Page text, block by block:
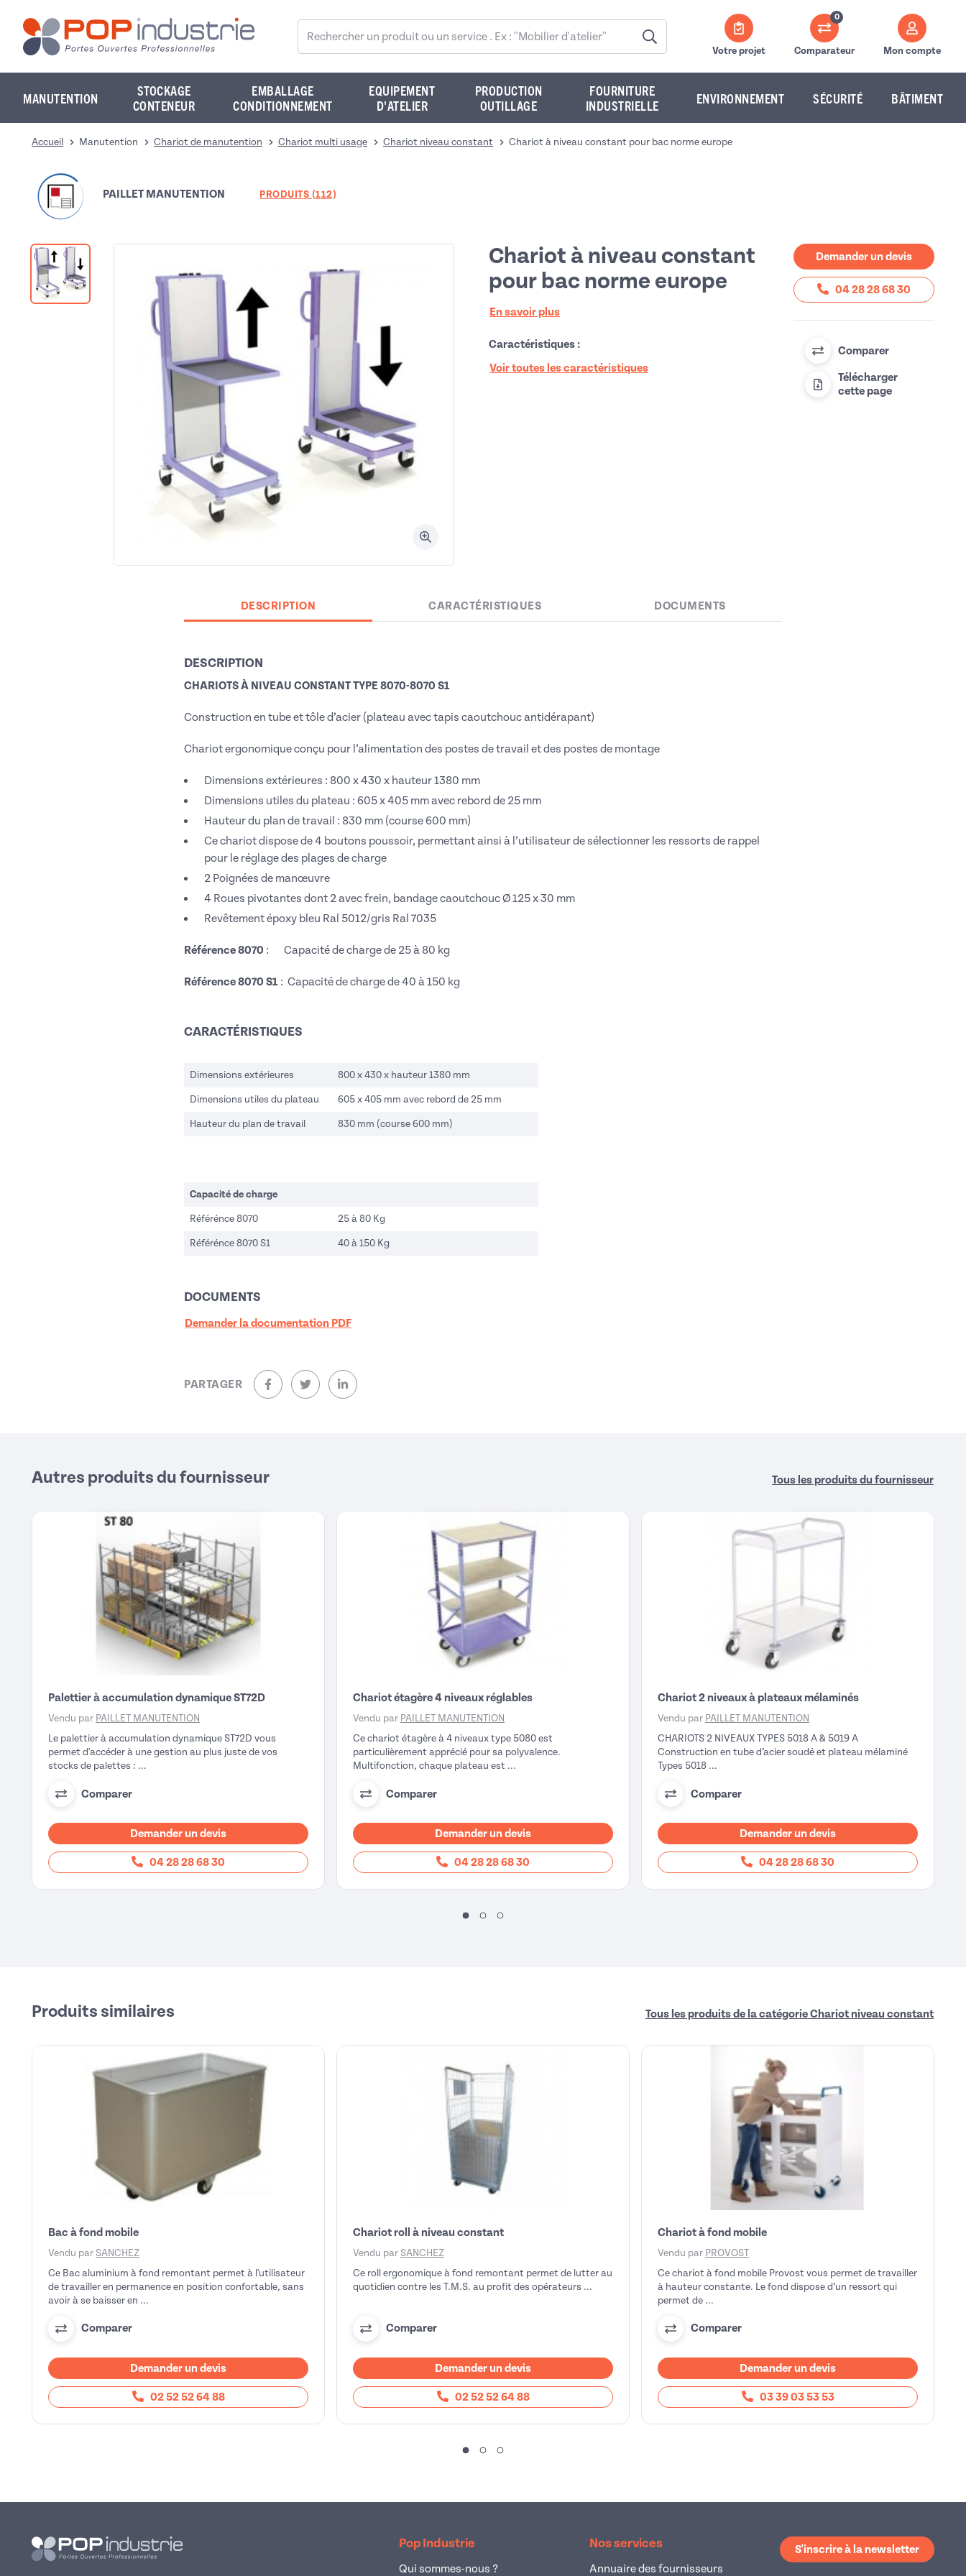
Votre projet
0
Comparateur Mon compte
MANUTENTION
STOCKAGE
CONTENEUR
EMBALLAGE
CONDITIONNEMENT
EQUIPEMENT
D'ATELIER
PRODUCTION
OUTILLAGE
FOURNITURE
INDUSTRIELLE
ENVIRONNEMENT SÉCURITÉ BÂTIMENT
Accueil Manutention Chariot de manutention Chariot multi usage Chariot niveau constant Chariot à niveau constant pour bac norme europe
PAILLET MANUTENTION PRODUITS (112)
Chariot à niveau constant
pour bac norme europe
En savoir plus
Caractéristiques :
Voir toutes les caractéristiques
Demander un devis
04 28 28 68 30
Comparer
Télécharger
cette page
DESCRIPTION CARACTÉRISTIQUES DOCUMENTS
DESCRIPTION
CHARIOTS À NIVEAU CONSTANT TYPE 8070-8070 S1
Construction en tube et tôle d’acier (plateau avec tapis caoutchouc antidérapant)
Chariot ergonomique conçu pour l’alimentation des postes de travail et des postes de montage
Dimensions extérieures : 800 x 430 x hauteur 1380 mm
Dimensions utiles du plateau : 605 x 405 mm avec rebord de 25 mm
Hauteur du plan de travail : 830 mm (course 600 mm)
Ce chariot dispose de 4 boutons poussoir, permettant ainsi à l’utilisateur de sélectionner les ressorts de rappel
pour le réglage des plages de charge
2 Poignées de manœuvre
4 Roues pivotantes dont 2 avec frein, bandage caoutchouc Ø 125 x 30 mm
Revêtement époxy bleu Ral 5012/gris Ral 7035
Référence 8070 : Capacité de charge de 25 à 80 kg
Référence 8070 S1 : Capacité de charge de 40 à 150 kg
CARACTÉRISTIQUES
Dimensions extérieures 800 x 430 x hauteur 1380 mm
Dimensions utiles du plateau 605 x 405 mm avec rebord de 25 mm
Hauteur du plan de travail 830 mm (course 600 mm)
Capacité de charge
Référénce 8070 25 à 80 Kg
Référénce 8070 S1 40 à 150 Kg
DOCUMENTS
Demander la documentation PDF
PARTAGER
sur Facebook (nouvelle fenêtre)
sur Twitter (nouvelle fenêtre)
sur Linkedin (nouvelle fenêtre)
Autres produits du fournisseur
Palettier à accumulation dynamique ST72D
Vendu par PAILLET MANUTENTION
Le palettier à accumulation dynamique ST72D vous
permet d'accéder à une gestion au plus juste de vos
stocks de palettes : ...
Comparer
Demander un devis
04 28 28 68 30
Chariot étagère 4 niveaux réglables
Vendu par PAILLET MANUTENTION
Ce chariot étagère à 4 niveaux type 5080 est
particulièrement apprécié pour sa polyvalence.
Multifonction, chaque plateau est ...
Comparer
Demander un devis
04 28 28 68 30
Chariot 2 niveaux à plateaux mélaminés
Vendu par PAILLET MANUTENTION
CHARIOTS 2 NIVEAUX TYPES 5018 A & 5019 A
Construction en tube d’acier soudé et plateau mélaminé
Types 5018 ...
Comparer
Demander un devis
04 28 28 68 30
Tous les produits du fournisseur
Produits similaires
Bac à fond mobile
Vendu par SANCHEZ
Ce Bac aluminium à fond remontant permet à l'utilisateur
de travailler en permanence en position confortable, sans
avoir à se baisser en ...
Comparer
Demander un devis
02 52 52 64 88
Chariot roll à niveau constant
Vendu par SANCHEZ
Ce roll ergonomique à fond remontant permet de lutter au
quotidien contre les T.M.S. au profit des opérateurs ...
Comparer
Demander un devis
02 52 52 64 88
Chariot à fond mobile
Vendu par PROVOST
Ce chariot à fond mobile Provost vous permet de travailler
à hauteur constante. Le fond dispose d’un ressort qui
permet de ...
Comparer
Demander un devis
03 39 03 53 53
Tous les produits de la catégorie Chariot niveau constant
Pop Industrie
Qui sommes-nous ?
Nos services
Annuaire des fournisseurs
S'inscrire à la newsletter